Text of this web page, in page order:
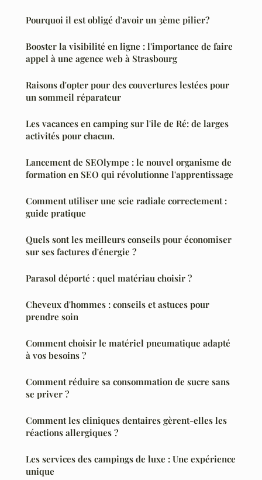
Pourquoi il est obligé d'avoir un 3ème pilier?
Booster la visibilité en ligne : l'importance de faire
appel à une agence web à Strasbourg
Raisons d'opter pour des couvertures lestées pour
un sommeil réparateur
Les vacances en camping sur l'ile de Ré: de larges
activités pour chacun.
Lancement de SEOlympe : le nouvel organisme de
formation en SEO qui révolutionne l'apprentissage
Comment utiliser une scie radiale correctement :
guide pratique
Quels sont les meilleurs conseils pour économiser
sur ses factures d'énergie ?
Parasol déporté : quel matériau choisir ?
Cheveux d'hommes : conseils et astuces pour
prendre soin
Comment choisir le matériel pneumatique adapté
à vos besoins ?
Comment réduire sa consommation de sucre sans
se priver ?
Comment les cliniques dentaires gèrent-elles les
réactions allergiques ?
Les services des campings de luxe : Une expérience
unique